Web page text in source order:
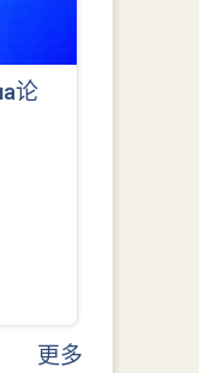
论
更多